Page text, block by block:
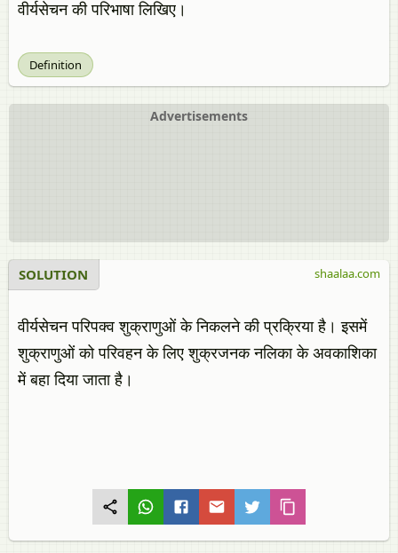
वीर्यसेचन की परिभाषा लिखिए।
Definition
Advertisements
SOLUTION
वीर्यसेचन परिपक्व शुक्राणुओं के निकलने की प्रक्रिया है। इसमें
शुक्राणुओं को परिवहन के लिए शुक्रजनक नलिका के अवकाशिका
में बहा दिया जाता है।
shaalaa.com